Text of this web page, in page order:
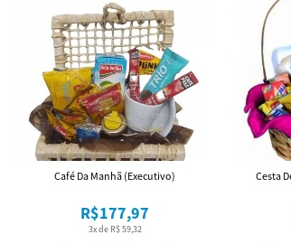
3x de R$ 59,32
R$177,97
Café Da Manhã (Executivo) Cesta